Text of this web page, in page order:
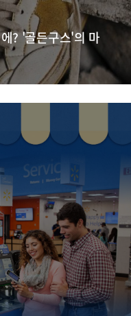
? '골든구스'의 마